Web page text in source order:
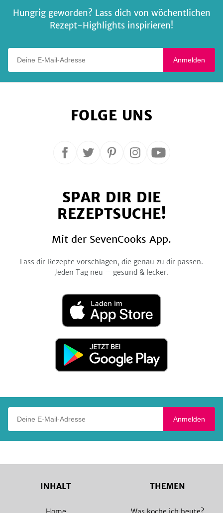
Hungrig geworden? Lass dich von wöchentlichen
Rezept-Highlights inspirieren!
Anmelden
FOLGE UNS
Folge
Facebook
Folge
Twitter
Folge
Pinterest
Folge
Instagram
Folge
YouTube
SPAR DIR DIE
REZEPTSUCHE!
Mit der SevenCooks App.
Lass dir Rezepte vorschlagen, die genau zu dir passen.
Jeden Tag neu – gesund & lecker.
Laden
im
App
Jetzt
Google
Anmelden
INHALT THEMEN